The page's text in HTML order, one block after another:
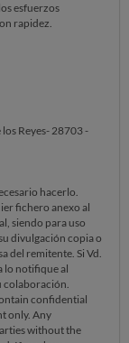
esfuerzos
rapidez.
Reyes- 28703 -
hacerlo.
fichero anexo al
siendo para uso
divulgación copia o
del remitente. Si Vd.
lo notifique al
colaboración.
confidential
only. Any
without the